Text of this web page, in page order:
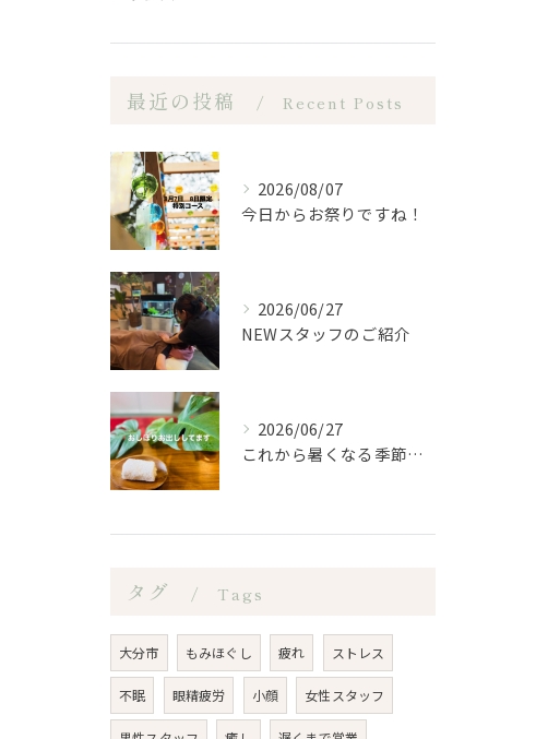
最近の投稿 Recent Posts
2026/08/07
今日からお祭りですね！
2026/06/27
NEWスタッフのご紹介
2026/06/27
これから暑くなる季節になるので、もみほぐし亭ではご来店のお客...
タグ Tags
大分市 もみほぐし 疲れ ストレス
不眠 眼精疲労 小顔 女性スタッフ